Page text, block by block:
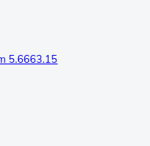
5.6663.15